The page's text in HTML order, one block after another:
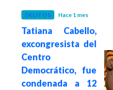
DELITOS Hace 1 mes
Tatiana Cabello,
excongresista del
Centro
Democrático, fue
condenada a 12